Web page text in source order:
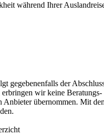
während Ihrer
gegebenenfalls der
wir keine
übernommen. Mit